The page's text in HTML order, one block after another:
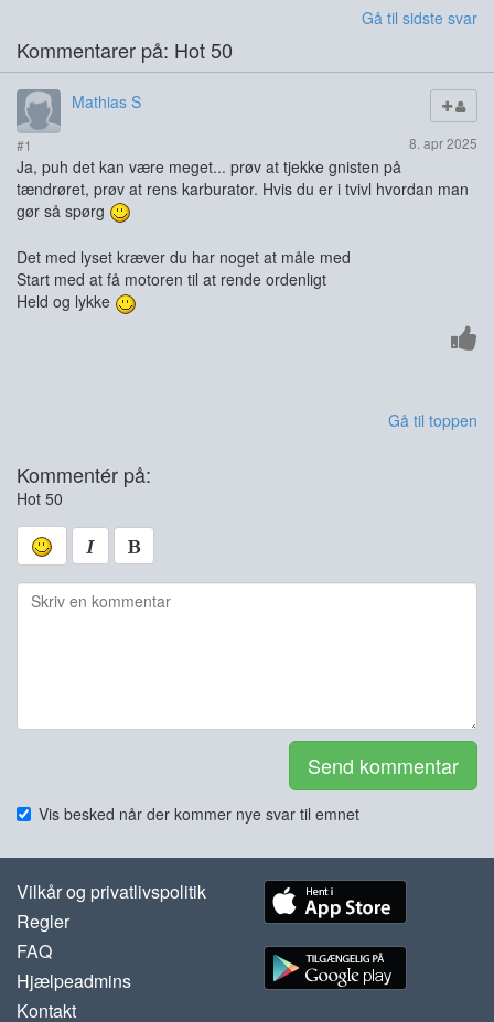
Gå til sidste svar
Kommentarer på: Hot 50
Mathias S
#1 8. apr 2025
Ja, puh det kan være meget... prøv at tjekke gnisten på
tændrøret, prøv at rens karburator. Hvis du er i tvivl hvordan man
gør så spørg
Det med lyset kræver du har noget at måle med
Start med at få motoren til at rende ordenligt
Held og lykke
Gå til toppen
Kommentér på:
Hot 50
Send kommentar
Vis besked når der kommer nye svar til emnet
Vilkår og privatlivspolitik
Regler
FAQ
Hjælpeadmins
Kontakt